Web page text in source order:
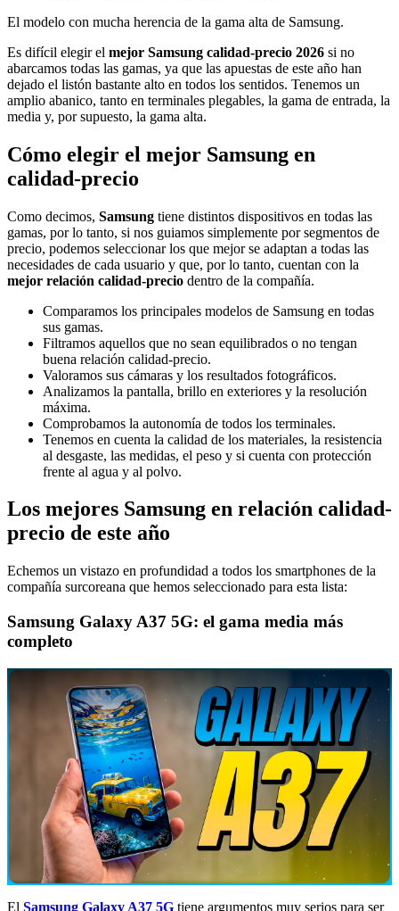
El modelo con mucha herencia de la gama alta de Samsung.
Es difícil elegir el mejor Samsung calidad-precio 2026 si no
abarcamos todas las gamas, ya que las apuestas de este año han
dejado el listón bastante alto en todos los sentidos. Tenemos un
amplio abanico, tanto en terminales plegables, la gama de entrada, la
media y, por supuesto, la gama alta.
Cómo elegir el mejor Samsung en
calidad-precio
Como decimos, Samsung tiene distintos dispositivos en todas las
gamas, por lo tanto, si nos guiamos simplemente por segmentos de
precio, podemos seleccionar los que mejor se adaptan a todas las
necesidades de cada usuario y que, por lo tanto, cuentan con la
mejor relación calidad-precio dentro de la compañía.
Comparamos los principales modelos de Samsung en todas
sus gamas.
Filtramos aquellos que no sean equilibrados o no tengan
buena relación calidad-precio.
Valoramos sus cámaras y los resultados fotográficos.
Analizamos la pantalla, brillo en exteriores y la resolución
máxima.
Comprobamos la autonomía de todos los terminales.
Tenemos en cuenta la calidad de los materiales, la resistencia
al desgaste, las medidas, el peso y si cuenta con protección
frente al agua y al polvo.
Los mejores Samsung en relación calidad-
precio de este año
Echemos un vistazo en profundidad a todos los smartphones de la
compañía surcoreana que hemos seleccionado para esta lista:
Samsung Galaxy A37 5G: el gama media más
completo
El Samsung Galaxy A37 5G tiene argumentos muy serios para ser